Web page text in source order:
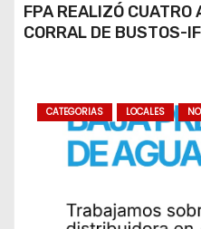
FPA REALIZÓ CUATRO
CORRAL DE BUSTOS-
CATEGORIAS LOCALES